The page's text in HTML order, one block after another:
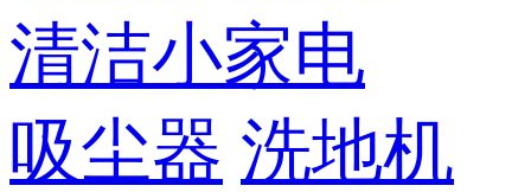
清洁小家电
吸尘器 洗地机